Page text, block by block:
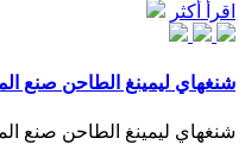
اقرأ أكثر
شنغهاي ليمينغ الطاحن صنع
شنغهاي ليمينغ الطاحن صنع